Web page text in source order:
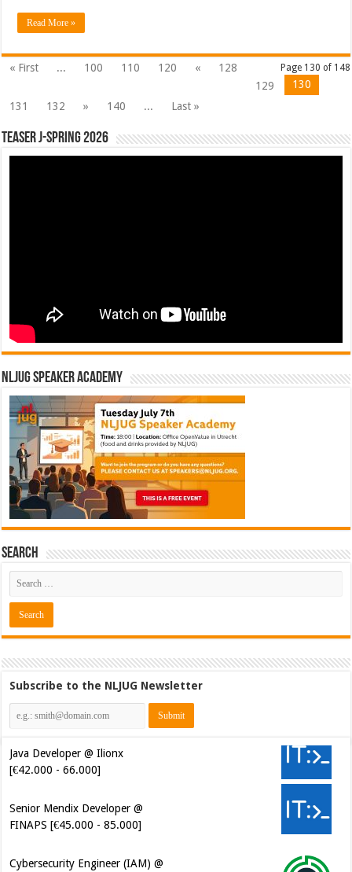
Read More »
Page 130 of 148
« First ... 100 110 120 «
128
129
130
131
132 » 140 ... Last »
Teaser J-Spring 2026
NLJUG Speaker Academy
Search
Subscribe to the NLJUG Newsletter
Java Developer @ Ilionx
[€42.000 - 66.000]
Senior Mendix Developer @
FINAPS [€45.000 - 85.000]
Cybersecurity Engineer (IAM) @